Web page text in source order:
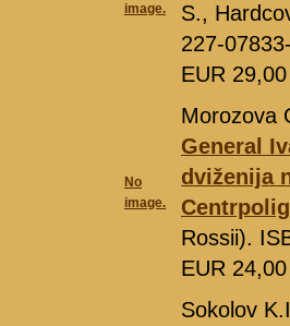
image.
S.,
227-
EUR
No
image.
Morozova
General
dviženija
Rossii).
EUR
Sokolov